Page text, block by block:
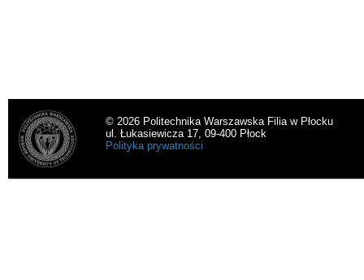
© 2026 Politechnika Warszawska Filia w Płocku
ul. Łukasiewicza 17, 09-400 Płock
Polityka prywatności